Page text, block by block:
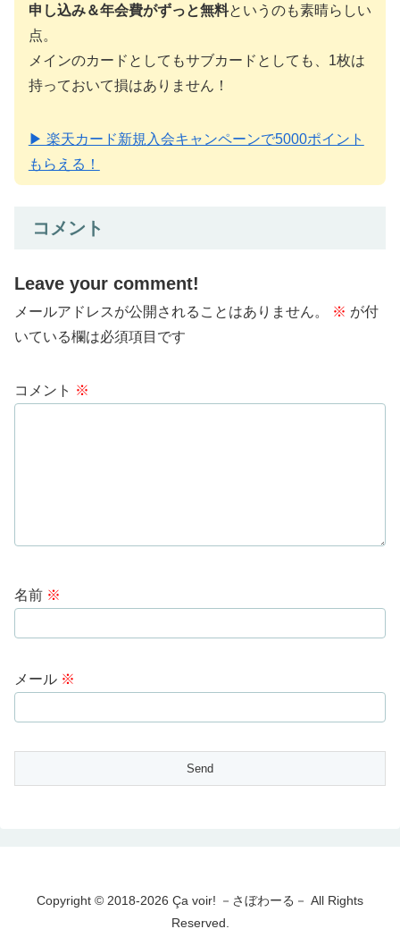
申し込み＆年会費がずっと無料というのも素晴らしい
点。
メインのカードとしてもサブカードとしても、1枚は
持っておいて損はありません！
▶ 楽天カード新規入会キャンペーンで5000ポイント
もらえる！
コメント
Leave your comment!
メールアドレスが公開されることはありません。 ※ が付
いている欄は必須項目です
コメント ※
名前 ※
メール ※
Copyright © 2018-2026 Ça voir! －さぼわーる－ All Rights
Reserved.